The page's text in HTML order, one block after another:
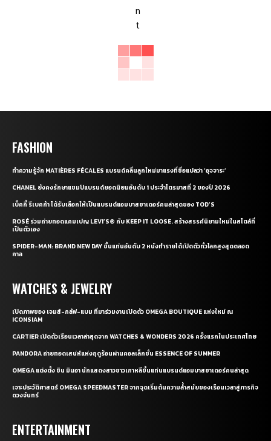
FASHION
ทำความรู้จัก MATIÈRES FÉCALES แบรนด์คลื่นลูกใหม่มาแรงที่ชื่อแปลว่า ‘อุจจาระ’
CHANEL ยังคงรักษาแชมป์แบรนด์ยอดนิยมอันดับ 1 ประจำไตรมาสที่ 2 ของปี 2026
เบ็คกี้ รีเบคก้า ได้รับเลือกให้เป็นแบรนด์แอมบาสซาเดอร์คนล่าสุดของ TOD’S
ROSÉ ร่วมถ่ายทอดแคมเปญ LEVI’S® กับ KEEP IT LOOSE. สร้างสรรค์นิยามใหม่ในสไตล์ที่
เป็นตัวเอง
SPIDER-MAN: BRAND NEW DAY ขึ้นแท่นอันดับ 2 หนังทำรายได้เปิดตัวทั่วโลกสูงสุดตลอด
กาล
WATCHES & JEWELRY
เปิดภาพของ เจมส์-กลัฟ-แบม ที่มาร่วมงานเปิดตัว OMEGA BOUTIQUE แห่งใหม่ ณ
ICONSIAM
CARTIER เปิดตัวเรือนเวลาล่าสุดจาก WATCHES & WONDERS 2026 ครั้งแรกในประเทศไทย
PANDORA ถ่ายทอดเสน่ห์แห่งฤดูร้อนผ่านคอลเล็กชั่น ESSENCE OF SUMMER
OMEGA แต่งตั้ง ชิน มินอา นักแสดงสาวชาวเกาหลีขึ้นแท่นแบรนด์แอมบาสซาเดอร์คนล่าสุด
เจาะประวัติศาสตร์ OMEGA SPEEDMASTER จากจุดเริ่มต้นความล้ำสมัยของเรือนเวลาสู่ภารกิจ
ดวงจันทร์
ENTERTAINMENT